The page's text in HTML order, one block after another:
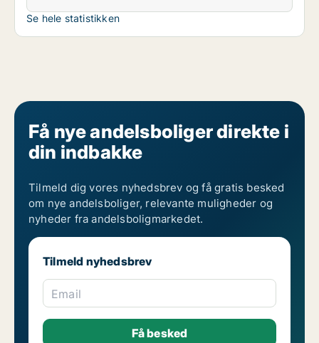
Se hele statistikken
Få nye andelsboliger direkte i
din indbakke
Tilmeld dig vores nyhedsbrev og få gratis besked
om nye andelsboliger, relevante muligheder og
nyheder fra andelsboligmarkedet.
Tilmeld nyhedsbrev
Email